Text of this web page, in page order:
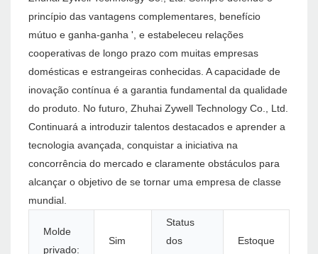
princípio das vantagens complementares, benefício
mútuo e ganha-ganha ', e estabeleceu relações
cooperativas de longo prazo com muitas empresas
domésticas e estrangeiras conhecidas. A capacidade de
inovação contínua é a garantia fundamental da qualidade
do produto. No futuro, Zhuhai Zywell Technology Co., Ltd.
Continuará a introduzir talentos destacados e aprender a
tecnologia avançada, conquistar a iniciativa na
concorrência do mercado e claramente obstáculos para
alcançar o objetivo de se tornar uma empresa de classe
mundial.
Molde
privado:
Sim
Status
dos
Estoque